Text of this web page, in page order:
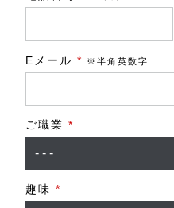
Eメール * ※半角英数字
ご職業 *
趣味 *